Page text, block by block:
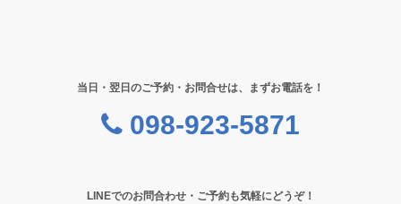
当日・翌日のご予約・お問合せは、まずお電話を！
098-923-5871
LINEでのお問合わせ・ご予約も気軽にどうぞ！